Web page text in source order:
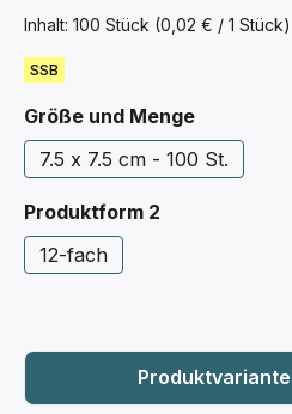
Inhalt: 100 Stück (0,02 € / 1 Stück)
SSB
Größe und Mengeauswählen
7.5 x 7.5 cm - 100 St.
Produktform 2
12-fach